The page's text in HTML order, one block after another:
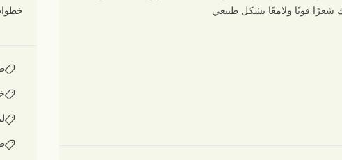
شعرًا قويًا ولامعًا بشكل طبيعي